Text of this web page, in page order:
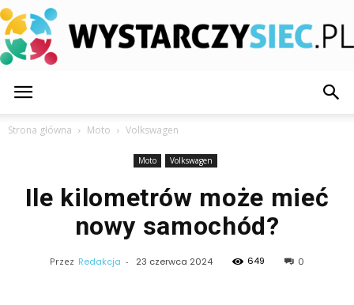
Strona główna Moto Volkswagen
Moto Volkswagen
Ile kilometrów może mieć
nowy samochód?
Przez Redakcja - 23 czerwca 2024 649 0